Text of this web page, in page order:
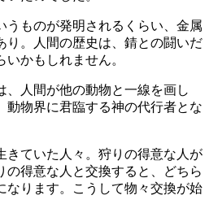
うものが発明されるくらい、金属
り。人間の歴史は、錆との闘いだ
かもしれません。
、人間が他の動物と一線を画し
動物界に君臨する神の代行者とな
きていた人々。狩りの得意な人が
の得意な人と交換すると、どちら
なります。こうして物々交換が始